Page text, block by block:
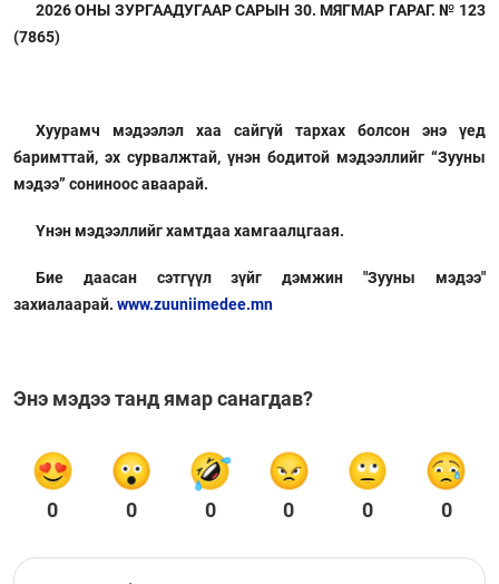
2026 ОНЫ ЗУРГААДУГААР САРЫН 30. МЯГМАР ГАРАГ. № 123
(7865)
Хуурамч мэдээлэл хаа сайгүй тархах болсон энэ үед
баримттай, эх сурвалжтай, үнэн бодитой мэдээллийг “Зууны
мэдээ” сониноос аваарай.
Үнэн мэдээллийг хамтдаа хамгаалцгаая.
Бие даасан сэтгүүл зүйг дэмжин "Зууны мэдээ"
захиалаарай. www.zuuniimedee.mn
Энэ мэдээ танд ямар санагдав?
0 0 0 0 0 0